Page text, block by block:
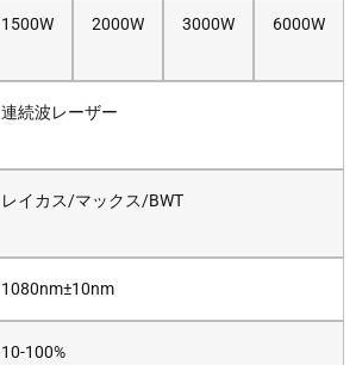
1500W 2000W 3000W 6000W
連続波レーザー
レイカス/マックス/BWT
1080nm±10nm
10-100%